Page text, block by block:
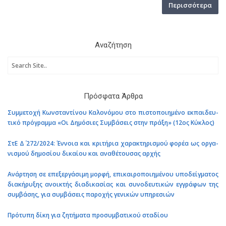
Πε­ρισ­σό­τε­ρα
Ανα­ζή­τη­ση
Πρό­σφα­τα Άρθρα
Συμ­με­το­χή Κων­στα­ντί­νου Κα­λο­νό­μου στο πι­στο­ποι­η­μέ­νο εκ­παι­δευ­
τι­κό πρό­γραμ­μα «Οι Δη­μό­σιες Συμ­βά­σεις στην πράξη» (12ος Κύ­κλος)
ΣτΕ Δ΄ 272/2024: Έν­νοια και κρι­τή­ρια χα­ρα­κτη­ρι­σμού φορέα ως ορ­γα­
νι­σμού δη­μο­σί­ου δι­καί­ου και ανα­θέ­του­σας αρχής
Ανάρ­τη­ση σε επε­ξερ­γά­σι­μη μορφή, επι­και­ρο­ποι­η­μέ­νου υπο­δείγ­μα­τος
δια­κή­ρυ­ξης ανοι­κτής δια­δι­κα­σί­ας και συ­νο­δευ­τι­κών εγ­γρά­φων της
συμ­βά­σης, για συμ­βά­σεις πα­ρο­χής γε­νι­κών υπη­ρε­σιών
Πρό­τυ­πη δίκη για ζη­τή­μα­τα προ­συμ­βα­τι­κού στα­δί­ου